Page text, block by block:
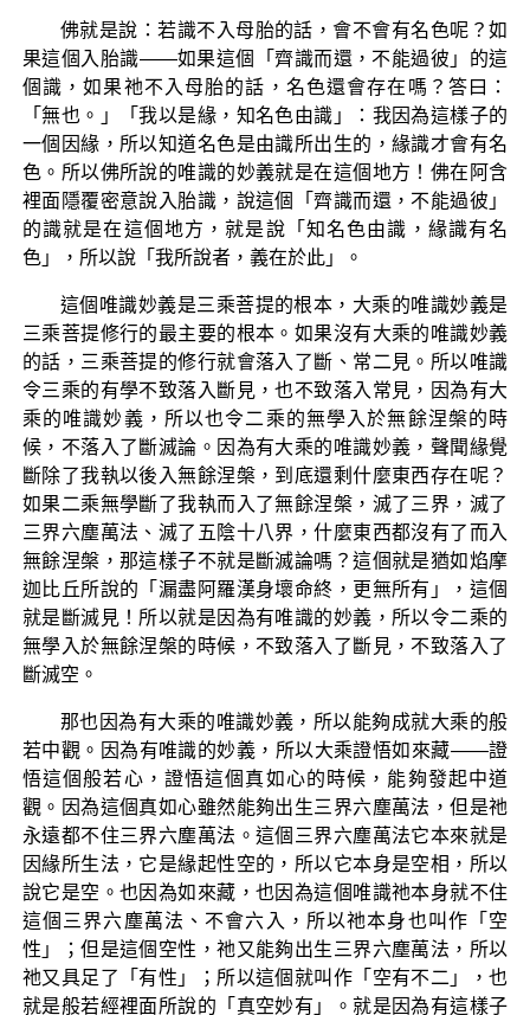
佛就是說：若識不入母胎的話，會不會有名色呢？如
果這個入胎識——如果這個「齊識而還，不能過彼」的這
個識，如果祂不入母胎的話，名色還會存在嗎？答曰：
「無也。」「我以是緣，知名色由識」：我因為這樣子的
一個因緣，所以知道名色是由識所出生的，緣識才會有名
色。所以佛所說的唯識的妙義就是在這個地方！佛在阿含
裡面隱覆密意說入胎識，說這個「齊識而還，不能過彼」
的識就是在這個地方，就是說「知名色由識，緣識有名
色」，所以說「我所說者，義在於此」。
這個唯識妙義是三乘菩提的根本，大乘的唯識妙義是
三乘菩提修行的最主要的根本。如果沒有大乘的唯識妙義
的話，三乘菩提的修行就會落入了斷、常二見。所以唯識
令三乘的有學不致落入斷見，也不致落入常見，因為有大
乘的唯識妙義，所以也令二乘的無學入於無餘涅槃的時
候，不落入了斷滅論。因為有大乘的唯識妙義，聲聞緣覺
斷除了我執以後入無餘涅槃，到底還剩什麼東西存在呢？
如果二乘無學斷了我執而入了無餘涅槃，滅了三界，滅了
三界六塵萬法、滅了五陰十八界，什麼東西都沒有了而入
無餘涅槃，那這樣子不就是斷滅論嗎？這個就是猶如焰摩
迦比丘所說的「漏盡阿羅漢身壞命終，更無所有」，這個
就是斷滅見！所以就是因為有唯識的妙義，所以令二乘的
無學入於無餘涅槃的時候，不致落入了斷見，不致落入了
斷滅空。
那也因為有大乘的唯識妙義，所以能夠成就大乘的般
若中觀。因為有唯識的妙義，所以大乘證悟如來藏——證
悟這個般若心，證悟這個真如心的時候，能夠發起中道
觀。因為這個真如心雖然能夠出生三界六塵萬法，但是祂
永遠都不住三界六塵萬法。這個三界六塵萬法它本來就是
因緣所生法，它是緣起性空的，所以它本身是空相，所以
說它是空。也因為如來藏，也因為這個唯識祂本身就不住
這個三界六塵萬法、不會六入，所以祂本身也叫作「空
性」；但是這個空性，祂又能夠出生三界六塵萬法，所以
祂又具足了「有性」；所以這個就叫作「空有不二」，也
就是般若經裡面所說的「真空妙有」。就是因為有這樣子